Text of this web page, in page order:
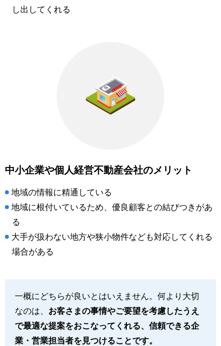
し出してくれる
中小企業や個人経営不動産会社のメリット
地域の情報に精通している
地域に根付いているため、優良顧客との結びつきがあ
る
大手が扱わない地方や狭小物件なども対応してくれる
場合がある
一概にどちらが良いとはいえません。何より大切
なのは、 お客さまの事情やご要望を考慮したうえ
で最適な提案をおこなってくれる、信頼できる企
業・営業担当者を見つけることです。